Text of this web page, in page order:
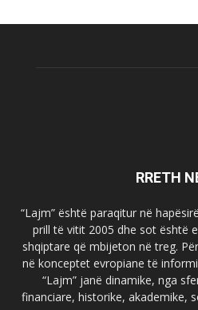
RRETH
“Lajm” është paraqitur në
prill të vitit 2005 dhe sot është
shqiptare që mbijeton në treg.
në konceptet evropiane të
“Lajm” janë dinamike, nga
financiare, historike, akademike,